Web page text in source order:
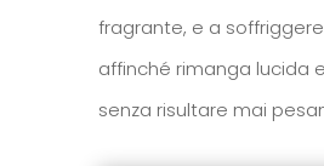
fragrante, e a
affinché rimanga lucida
senza risultare mai